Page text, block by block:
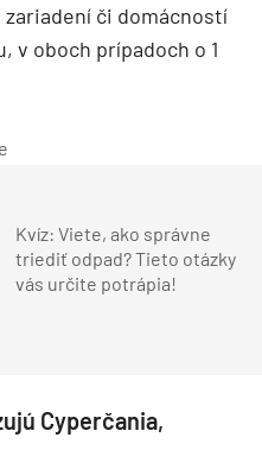
či domácností
v oboch prípadoch o 1
Kvíz: Viete, ako správne
triediť odpad? Tieto otázky
vás určite potrápia!
Cyperčania,